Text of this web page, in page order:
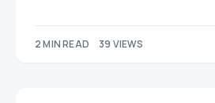
2 MIN READ 39 VIEWS